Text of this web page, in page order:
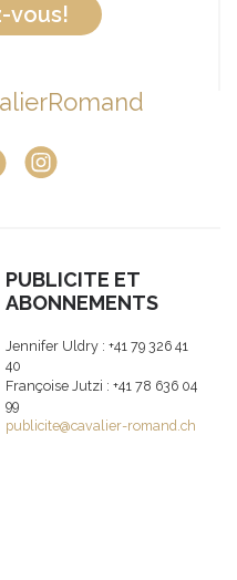
vous!
PUBLICITE ET
ABONNEMENTS
Jennifer Uldry : +41 79 326 41
40
Françoise Jutzi : +41 78 636 04
99
publicite@cavalier-romand.ch